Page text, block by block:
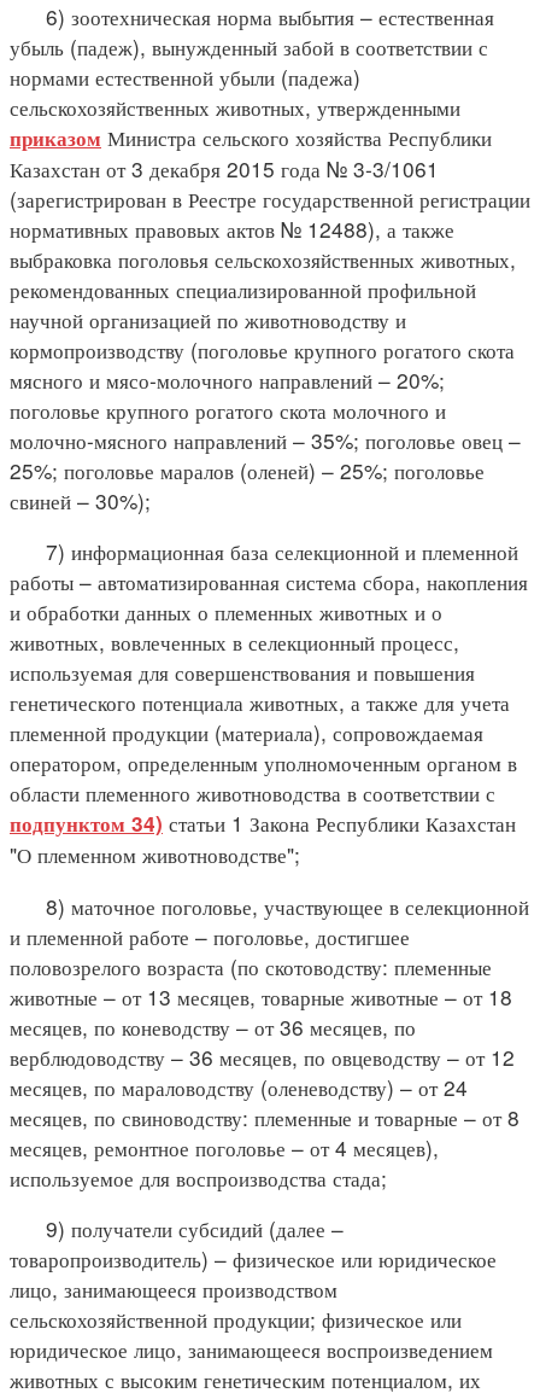
6) зоотехническая норма выбытия – естественная
убыль (падеж), вынужденный забой в соответствии с
нормами естественной убыли (падежа)
сельскохозяйственных животных, утвержденными
приказом Министра сельского хозяйства Республики
Казахстан от 3 декабря 2015 года № 3-3/1061
(зарегистрирован в Реестре государственной регистрации
нормативных правовых актов № 12488), а также
выбраковка поголовья сельскохозяйственных животных,
рекомендованных специализированной профильной
научной организацией по животноводству и
кормопроизводству (поголовье крупного рогатого скота
мясного и мясо-молочного направлений – 20%;
поголовье крупного рогатого скота молочного и
молочно-мясного направлений – 35%; поголовье овец –
25%; поголовье маралов (оленей) – 25%; поголовье
свиней – 30%);
7) информационная база селекционной и племенной
работы – автоматизированная система сбора, накопления
и обработки данных о племенных животных и о
животных, вовлеченных в селекционный процесс,
используемая для совершенствования и повышения
генетического потенциала животных, а также для учета
племенной продукции (материала), сопровождаемая
оператором, определенным уполномоченным органом в
области племенного животноводства в соответствии с
подпунктом 34) статьи 1 Закона Республики Казахстан
"О племенном животноводстве";
8) маточное поголовье, участвующее в селекционной
и племенной работе – поголовье, достигшее
половозрелого возраста (по скотоводству: племенные
животные – от 13 месяцев, товарные животные – от 18
месяцев, по коневодству – от 36 месяцев, по
верблюдоводству – 36 месяцев, по овцеводству – от 12
месяцев, по мараловодству (оленеводству) – от 24
месяцев, по свиноводству: племенные и товарные – от 8
месяцев, ремонтное поголовье – от 4 месяцев),
используемое для воспроизводства стада;
9) получатели субсидий (далее –
товаропроизводитель) – физическое или юридическое
лицо, занимающееся производством
сельскохозяйственной продукции; физическое или
юридическое лицо, занимающееся воспроизведением
животных с высоким генетическим потенциалом, их